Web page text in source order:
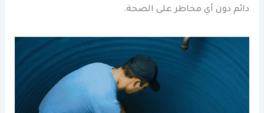
دائم دون أي مخاطر على الصحة.